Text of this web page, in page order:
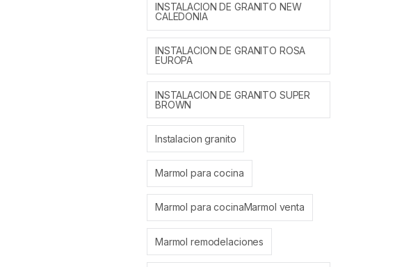
INSTALACION DE GRANITO NEW
CALEDONIA
INSTALACION DE GRANITO ROSA
EUROPA
INSTALACION DE GRANITO SUPER
BROWN
Instalacion granito
Marmol para cocina
Marmol para cocinaMarmol venta
Marmol remodelaciones